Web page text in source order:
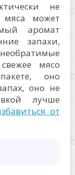
не
мяса может
аромат
запахи,
мясо
оно
оно не
лучше
от